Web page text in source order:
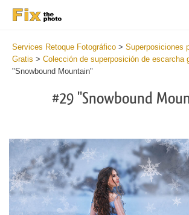
Services Retoque Fotográfico > Superposiciones
Gratis > Colección de superposición de escarcha
"Snowbound Mountain"
#29 "Snowbound